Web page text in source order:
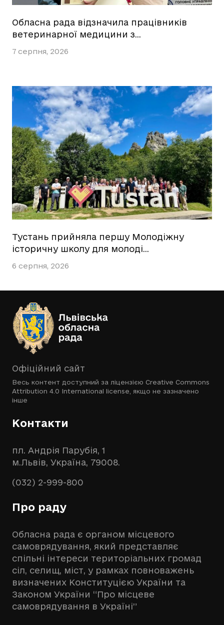
Обласна рада відзначила працівників
ветеринарної медицини з…
7 серпня, 2026
Тустань прийняла першу Молодіжну
історичну школу для молоді…
6 серпня, 2026
Офіційний сайт
Весь контент доступний за ліцензією Creative Commons
Attribution 4.0 International license , якщо не зазначено
інше
Контакти
пл. Андрія Парубія, 1
м.Львів, Україна, 79008.
(032) 2-999-800
Про раду
Обласна рада є органом місцевого
самоврядування, який представляє
спільні інтереси територіальних громад
сіл, селищ, міст, у рамках повноважень
визначених Конституцією України та
Законом України “Про місцеве
самоврядування в Україні”